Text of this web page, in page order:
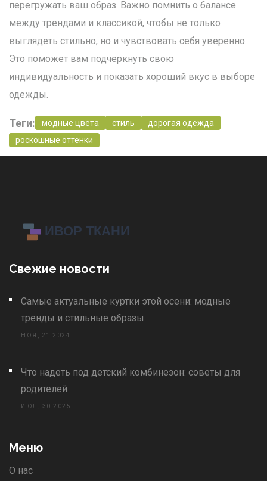
перегружать ваш образ. Важно помнить о балансе
между трендами и классикой, чтобы не только
выглядеть стильно, но и чувствовать себя уверенно.
Это поможет вам подчеркнуть свою
индивидуальность и показать хороший вкус в выборе
одежды.
Теги: модные цвета стиль
дорогая одежда
роскошные оттенки
Свежие новости
Самые актуальные куртки этой осени: модные
тренды и стильные образы
НОЯ, 21 2024
Что надеть под детский комбинезон: советы для
родителей
ИЮЛ, 30 2025
Меню
О нас